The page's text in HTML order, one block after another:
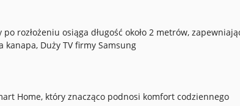
rozłożeniu osiąga długość około 2 metrów,
Duży TV firmy Samsung
Home, który znacząco podnosi komfort codziennego